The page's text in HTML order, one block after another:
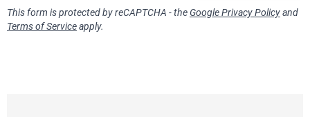
This form is protected by reCAPTCHA - the Google Privacy Policyand
Terms of Serviceapply.